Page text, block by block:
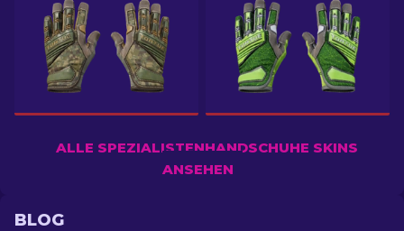
ALLE SPEZIALISTENHANDSCHUHE SKINS
ANSEHEN
BLOG